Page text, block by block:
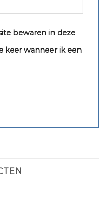
bewaren in deze
keer wanneer ik een